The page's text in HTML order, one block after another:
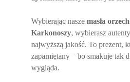
Wybierając naszemasła
Karkonoszy, wybierasz
najwyższą jakość. To prezent,
zapamiętany – bo smakuje tak
wygląda.